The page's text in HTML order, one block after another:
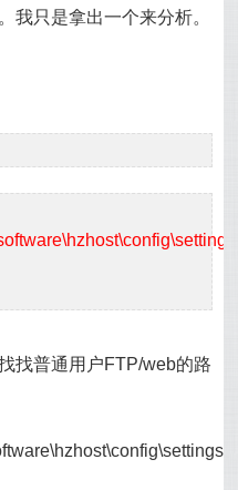
我只是拿出一个来分析。
找普通用户FTP/web的路